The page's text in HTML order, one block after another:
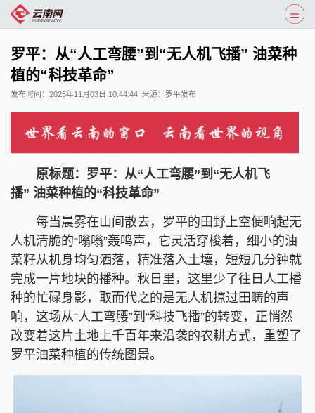
罗平：从“人工弯腰”到“无人机飞播” 油菜种
植的“科技革命”
发布时间： 2025年11月03日 10:44:44 来源： 罗平发布
原标题：罗平：从“人工弯腰”到“无人机飞
播” 油菜种植的“科技革命”
每当晨雾在山间散去，罗平的田野上空便响起无
人机清脆的“嗡嗡”轰鸣声，它灵活穿梭着，细小的油
菜籽从机身均匀洒落，精准落入土壤，短短几分钟就
完成一片地块的播种。秋日里，这里少了往日人工播
种的忙碌身影，取而代之的是无人机掠过田畴的声
响，这场从“人工弯腰”到“科技飞播”的转变，正悄然
改变着这片土地上千百年来沿袭的农耕方式，重塑了
罗平油菜种植的传统图景。